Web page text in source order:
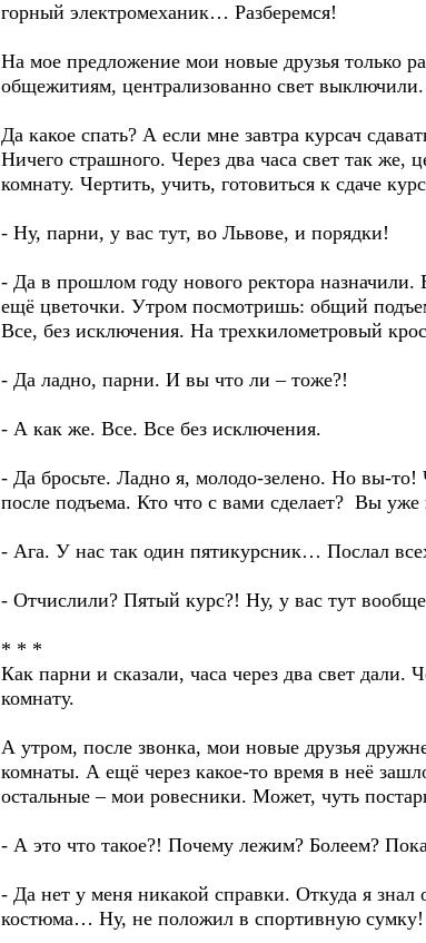
горный электромеханик… Разберемся!
На мое предложение мои новые друзья только
общежитиям, централизованно свет
Да какое спать? А если мне завтра курсач
Ничего страшного. Через два часа свет так же,
комнату. Чертить, учить, готовиться к сдаче
- Ну, парни, у вас тут, во Львове, и порядки!
- Да в прошлом году нового ректора
ещё цветочки. Утром посмотришь: общий
Все, без исключения. На трехкилометровый
- Да ладно, парни. И вы что ли – тоже?!
- А как же. Все. Все без исключения.
- Да бросьте. Ладно я, молодо-зелено. Но вы-
после подъема. Кто что с вами сделает? Вы уже
- Ага. У нас так один пятикурсник… Послал
- Отчислили? Пятый курс?! Ну, у вас тут
* * *
Как парни и сказали, часа через два свет
комнату.
А утром, после звонка, мои новые друзья
комнаты. А ещё через какое-то время в неё
остальные – мои ровесники. Может, чуть
- А это что такое?! Почему лежим? Болеем?
- Да нет у меня никакой справки. Откуда я знал
костюма… Ну, не положил в спортивную сумку!